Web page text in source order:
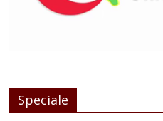
Speciale